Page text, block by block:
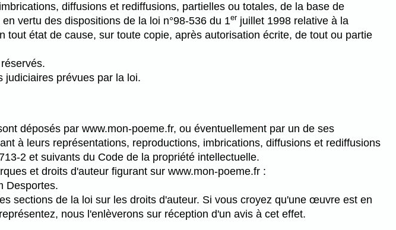
diffusions et rediffusions, partielles ou totales, de la base de
vertu des dispositions de la loi n°98-536 du 1er juillet 1998 relative à la
tout état de cause, sur toute copie, après autorisation écrite, de tout ou partie
judiciaires prévues par la loi.
déposés par www.mon-poeme.fr, ou éventuellement par un de ses
à leurs représentations, reproductions, imbrications, diffusions et rediffusions
2 et suivants du Code de la propriété intellectuelle.
et droits d'auteur figurant sur www.mon-poeme.fr :
Desportes.
sections de la loi sur les droits d'auteur. Si vous croyez qu'une œuvre est en
nous l'enlèverons sur réception d'un avis à cet effet.